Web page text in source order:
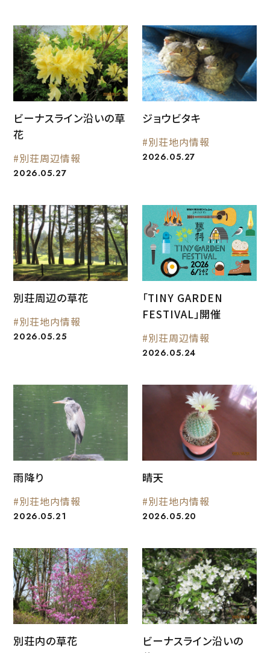
ビーナスライン沿いの草
花
#別荘周辺情報
2026.05.27
ジョウビタキ
#別荘地内情報
2026.05.27
別荘周辺の草花
#別荘地内情報
2026.05.25
「TINY GARDEN
FESTIVAL」開催
#別荘周辺情報
2026.05.24
雨降り
#別荘地内情報
2026.05.21
晴天
#別荘地内情報
2026.05.20
別荘内の草花
ビーナスライン沿いの